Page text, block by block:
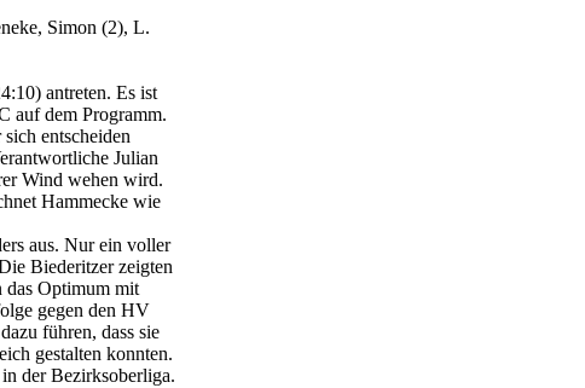
Simon (2), L.
antreten. Es ist
auf dem Programm.
entscheiden
Julian
Wind wehen wird.
Hammecke wie
aus. Nur ein voller
Biederitzer zeigten
das Optimum mit
gegen den HV
führen, dass sie
gestalten konnten.
der Bezirksoberliga.